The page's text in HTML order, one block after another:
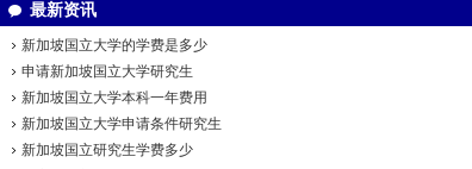
最新资讯
新加坡国立大学的学费是多少
申请新加坡国立大学研究生
新加坡国立大学本科一年费用
新加坡国立大学申请条件研究生
新加坡国立研究生学费多少